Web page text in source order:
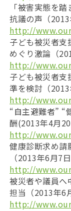
「被害実態を
抗議の声（2013
http://
子ども被災者支
めぐり激論（
http://
子ども被災者支
準を検討（2013
http://
“自主避難者” “
酬(2013年4月20
http://
健康診断求め請
（2013年6月7日
http://
被災者や議員へ
担当（2013年6
http://